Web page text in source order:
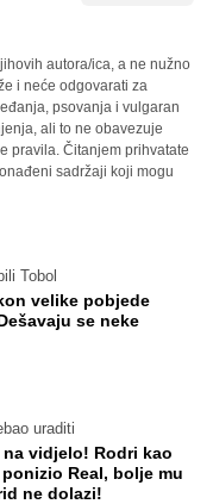
autora/ica, a ne nužno
i neće odgovarati za
psovanja i vulgaran
ali to ne obavezuje
pravila. Čitanjem prihvatate
sadržaji koji mogu
Tobol
velike pobjede
se neke
uraditi
vidjelo! Rodri kao
Real, bolje mu
ne dolazi!